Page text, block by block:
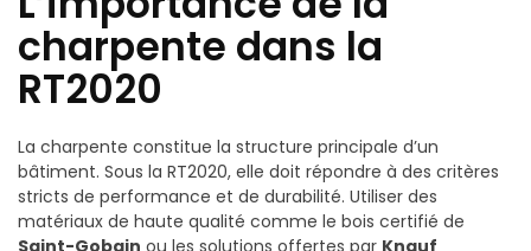
charpente dans la
RT2020
La charpente constitue la structure principale d’un
bâtiment. Sous la RT2020, elle doit répondre à des critères
stricts de performance et de durabilité. Utiliser des
matériaux de haute qualité comme le bois certifié de